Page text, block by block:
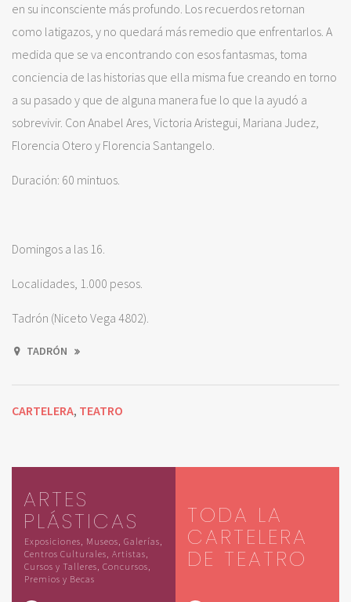
en su inconsciente más profundo. Los recuerdos retornan
como latigazos, y no quedará más remedio que enfrentarlos. A
medida que se va encontrando con esos fantasmas, toma
conciencia de las historias que ella misma fue creando en torno
a su pasado y que de alguna manera fue lo que la ayudó a
sobrevivir. Con Anabel Ares, Victoria Aristegui, Mariana Judez,
Florencia Otero y Florencia Santangelo.
Duración: 60 mintuos.
Domingos a las 16.
Localidades, 1.000 pesos.
Tadrón (Niceto Vega 4802).
TADRÓN
CARTELERA, TEATRO
ARTES
PLÁSTICAS
Exposiciones, Museos, Galerías,
Centros Culturales, Artistas,
Cursos y Talleres, Concursos,
Premios y Becas
TODA LA
CARTELERA
DE TEATRO